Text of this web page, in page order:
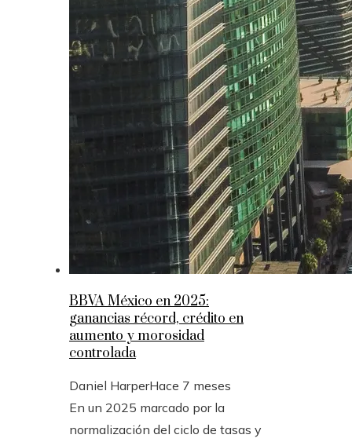
BBVA México en 2025:
ganancias récord, crédito en
aumento y morosidad
controlada
Daniel HarperHace 7 meses
En un 2025 marcado por la
normalización del ciclo de tasas y